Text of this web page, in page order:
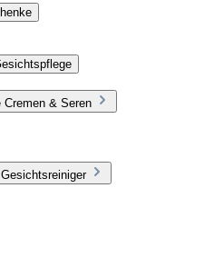
Cremen & Seren